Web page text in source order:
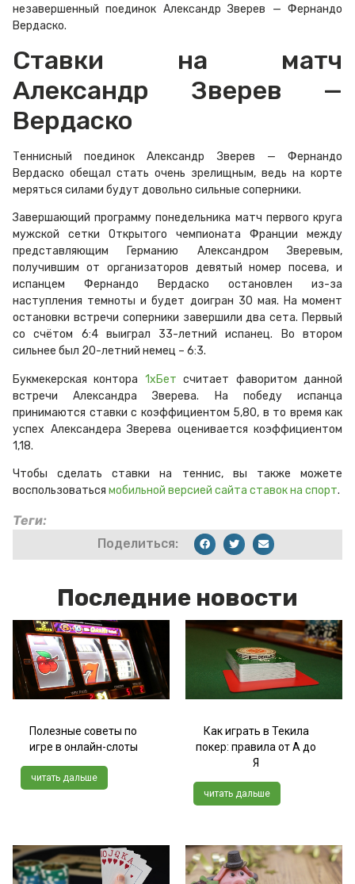
незавершенный поединок Александр Зверев — Фернандо
Вердаско.
Ставки на матч
Александр Зверев —
Вердаско
Теннисный поединок Александр Зверев — Фернандо
Вердаско обещал стать очень зрелищным, ведь на корте
меряться силами будут довольно сильные соперники.
Завершающий программу понедельника матч первого круга
мужской сетки Открытого чемпионата Франции между
представляющим Германию Александром Зверевым,
получившим от организаторов девятый номер посева, и
испанцем Фернандо Вердаско остановлен из-за
наступления темноты и будет доигран 30 мая. На момент
остановки встречи соперники завершили два сета. Первый
со счётом 6:4 выиграл 33-летний испанец. Во втором
сильнее был 20-летний немец – 6:3.
Букмекерская контора 1хБетсчитает фаворитом данной
встречи Александра Зверева. На победу испанца
принимаются ставки с коэффициентом 5,80, в то время как
успех Александера Зверева оценивается коэффициентом
1,18.
Чтобы сделать ставки на теннис, вы также можете
воспользоваться мобильной версией сайта ставок на спорт.
Теги:
Поделиться:
Последние новости
Полезные советы по
игре в онлайн-слоты
читать дальше
Как играть в Текила
покер: правила от А до
Я
читать дальше